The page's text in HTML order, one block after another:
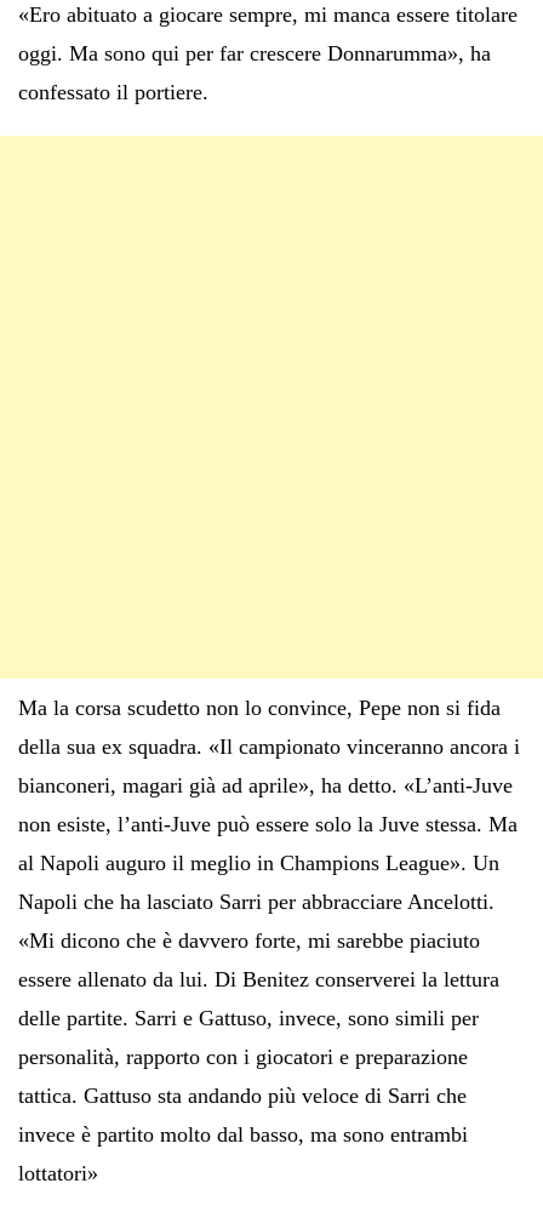
«Ero abituato a giocare sempre, mi manca essere titolare
oggi. Ma sono qui per far crescere Donnarumma», ha
confessato il portiere.
Ma la corsa scudetto non lo convince, Pepe non si fida
della sua ex squadra. «Il campionato vinceranno ancora i
bianconeri, magari già ad aprile», ha detto. «L’anti-Juve
non esiste, l’anti-Juve può essere solo la Juve stessa. Ma
al Napoli auguro il meglio in Champions League». Un
Napoli che ha lasciato Sarri per abbracciare Ancelotti.
«Mi dicono che è davvero forte, mi sarebbe piaciuto
essere allenato da lui. Di Benitez conserverei la lettura
delle partite. Sarri e Gattuso, invece, sono simili per
personalità, rapporto con i giocatori e preparazione
tattica. Gattuso sta andando più veloce di Sarri che
invece è partito molto dal basso, ma sono entrambi
lottatori»